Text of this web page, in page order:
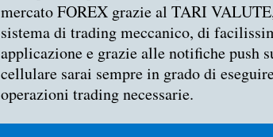
mercato FOREX grazie al TARI
sistema di trading meccanico, di
applicazione e grazie alle notifiche push
cellulare sarai sempre in grado di
operazioni trading necessarie.